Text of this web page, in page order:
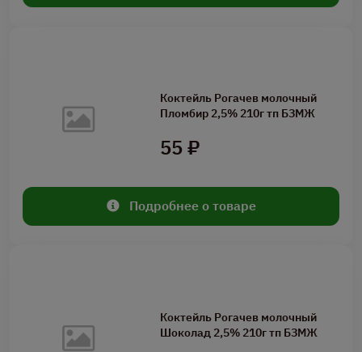
Коктейль Рогачев молочный
Пломбир 2,5% 210г тп БЗМЖ
55 ₽
Подробнее о товаре
Коктейль Рогачев молочный
Шоколад 2,5% 210г тп БЗМЖ